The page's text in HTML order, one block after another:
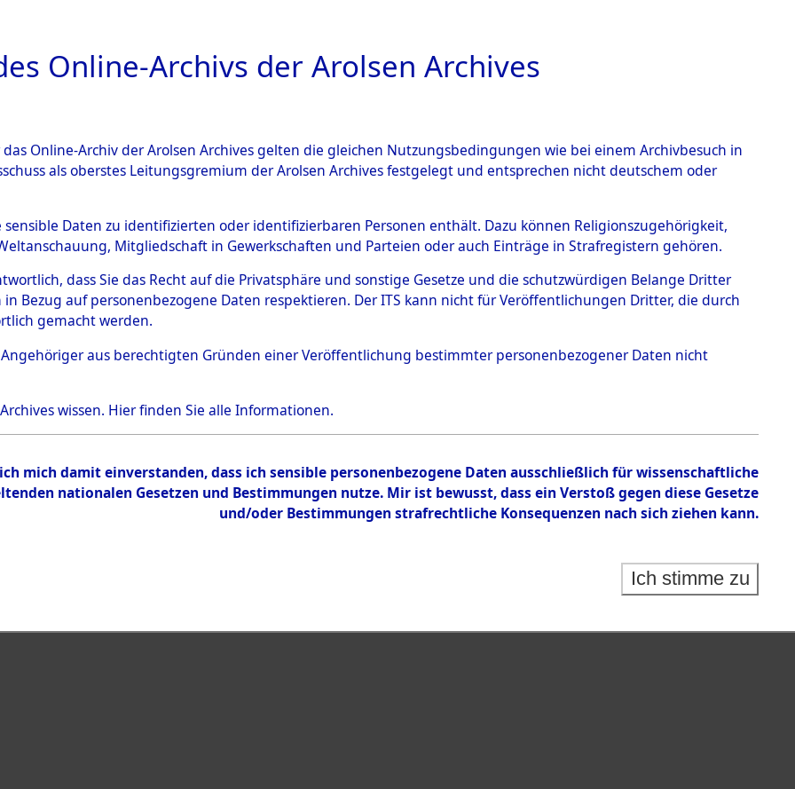
ARCHIVALE ÜBERSICHT BILD
0002 (108002739)
Person ANTONENKO, ANATOLY
Bestand
Online-Archivs der Arolsen Archives
Online-Archiv der Arolsen Archives gelten die gleichen Nutzungsbedingungen wie bei einem Archivbesuch in
als oberstes Leitungsgremium der Arolsen Archives festgelegt und entsprechen nicht deutschem oder
sensible Daten zu identifizierten oder identifizierbaren Personen enthält. Dazu können Religionszugehörigkeit,
Mitgliedschaft in Gewerkschaften und Parteien oder auch Einträge in Strafregistern gehören.
dass Sie das Recht auf die Privatsphäre und sonstige Gesetze und die schutzwürdigen Belange Dritter
Bezug auf personenbezogene Daten respektieren. Der ITS kann nicht für Veröffentlichungen Dritter, die durch
gemacht werden.
Angehöriger aus berechtigten Gründen einer Veröffentlichung bestimmter personenbezogener Daten nicht
wissen. Hierfinden Sie alle Informationen.
mich damit einverstanden, dass ich sensible personenbezogene Daten ausschließlich für wissenschaftliche
nationalen Gesetzen und Bestimmungen nutze. Mir ist bewusst, dass ein Verstoß gegen diese Gesetze
und/oder Bestimmungen strafrechtliche Konsequenzen nach sich ziehen kann.
Ich stimme zu